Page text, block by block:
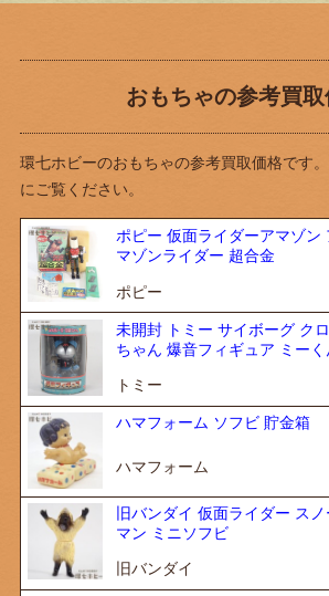
おもちゃの参考買
環七ホビーのおもちゃの参考買取価格です
にご覧ください。
ポピー 仮面ライダーアマゾン
マゾンライダー 超合金
ポピー
未開封 トミー サイボーグ クロ
ちゃん 爆音フィギュア ミーく
トミー
ハマフォーム ソフビ 貯金箱
ハマフォーム
旧バンダイ 仮面ライダー スノ
マン ミニソフビ
旧バンダイ